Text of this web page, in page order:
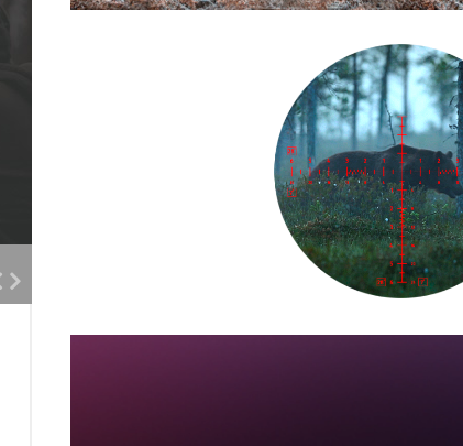
"Отзывов о тепловизорах Atak не
"Искал